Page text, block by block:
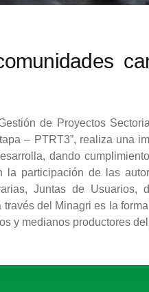
de Proyectos
– PTRT3”, realiza una
dando
participación de las
Juntas de Usuarios,
del Minagri es la
y medianos productores